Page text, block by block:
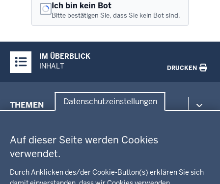
Datenschutzeinstellungen
Auf dieser Seite werden Cookies
verwendet.
Durch Anklicken des/der Cookie-Button(s) erklären Sie sich
i
n
e
s
i
h
h
e
Ich bin kein Bot
Bitte bestätigen Sie, dass Sie kein Bot sind.
Inhalte
IM ÜBERBLICK
INHALT
DRUCKEN
in
Fußzeile
THEMEN
Bildung, Schule
Kommunalaufsicht, Planung, Verkehr
Kultur, Sport
BEZIRKSREGIERUNG
Wir über uns
KARRIERE